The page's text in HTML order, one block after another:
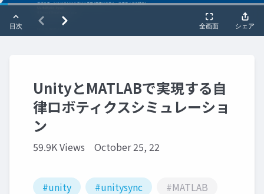
UnityとMATLABで実現する自
律ロボティクスシミュレーショ
ン
59.9K Views October 25, 22
#unity #unitysync
#MATLAB